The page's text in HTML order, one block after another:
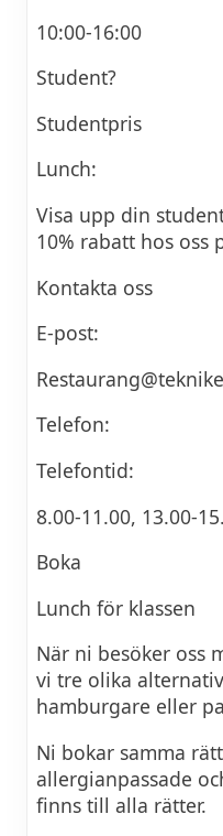
10:00-16:00
Student?
Studentpris
Lunch:
Visa upp din
10% rabatt hos oss
Kontakta oss
E-post:
Telefon:
Telefontid:
8.00-11.00, 13.00-
Boka
Lunch för klassen
När ni besöker oss
vi tre olika
hamburgare eller
Ni bokar samma
allergianpassade
finns till alla rätter.